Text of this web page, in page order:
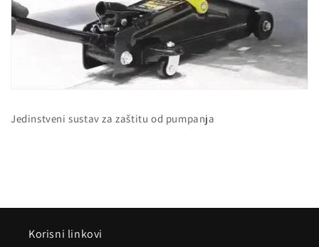
Jedinstveni sustav za zaštitu od pumpanja
Korisni linkovi